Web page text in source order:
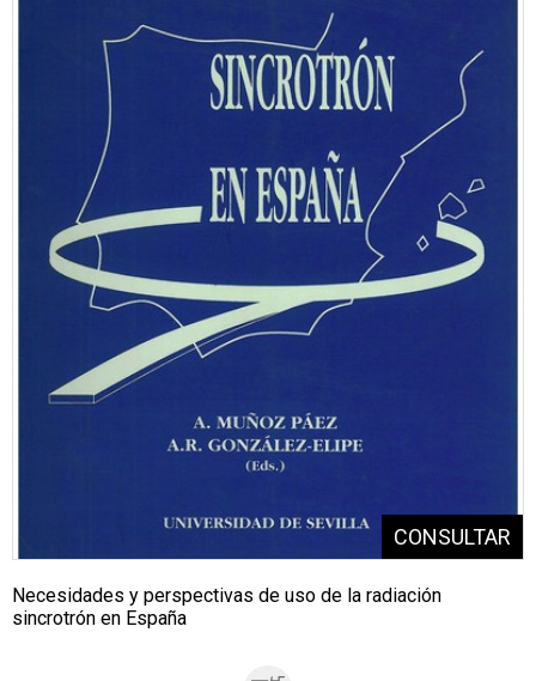
Necesidades y perspectivas de uso de la radiación
sincrotrón en España